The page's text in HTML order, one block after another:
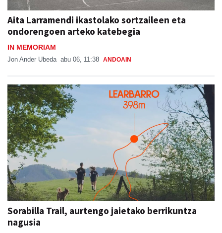
Aita Larramendi ikastolako sortzaileen eta
ondorengoen arteko katebegia
IN MEMORIAM
Jon Ander Ubeda abu 06, 11:38 ANDOAIN
Sorabilla Trail, aurtengo jaietako berrikuntza
nagusia